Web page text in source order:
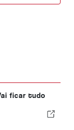
ficar tudo